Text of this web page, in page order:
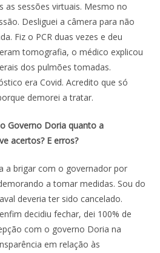
as sessões virtuais. Mesmo no
Desliguei a câmera para não
Fiz o PCR duas vezes e deu
tomografia, o médico explicou
dos pulmões tomadas.
era Covid. Acredito que só
demorei a tratar.
Governo Doria quanto a
acertos? E erros?
a brigar com o governador por
a tomar medidas. Sou do
deveria ter sido cancelado.
decidiu fechar, dei 100% de
com o governo Doria na
em relação às